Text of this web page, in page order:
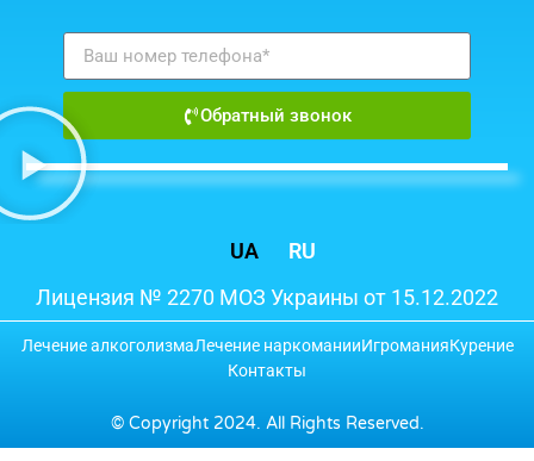
Обратный звонок
Лицензия № 2270 МОЗ Украины от 15.12.2022
UA RU
© Copyright 2024. All Rights Reserved.
Лечение алкоголизмаЛечение наркоманииИгроманияКурение
Контакты